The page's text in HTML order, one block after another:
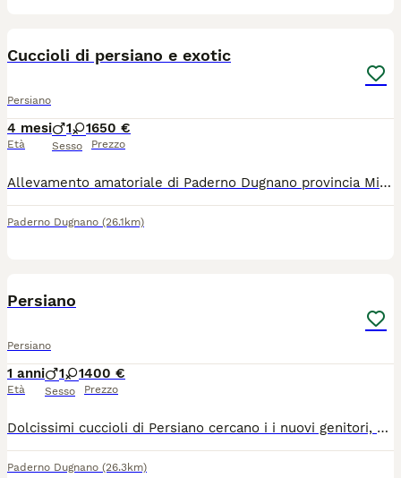
Cuccioli di persiano e exotic
Persiano
4 mesi
Età
1 1
Sesso
650 €
Prezzo
Allevamento amatoriale di Paderno Dugnano provincia Milano ha disponibile due maschietti uno esotico è uno persiano e una femminuccia persiana dolcissimi già con pedigree vaccini microchip x informazioni contattarci solo se interessati no perditempo
Paderno Dugnano (26.1km)
Persiano
Persiano
1 anni
Età
1 1
Sesso
400 €
Prezzo
Dolcissimi cuccioli di Persiano cercano i i nuovi genitori, per maggiori informazioni non esitate a contattarmi .
Paderno Dugnano (26.3km)